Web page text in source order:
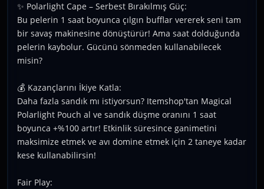
✨ Polarlight Cape – Serbest Bırakılmış Güç:
Bu pelerin 1 saat boyunca çılgın bufflar vererek seni tam
bir savaş makinesine dönüştürür! Ama saat dolduğunda
pelerin kaybolur. Gücünü sönmeden kullanabilecek
misin?
💰 Kazançlarını İkiye Katla:
Daha fazla sandık mı istiyorsun? Itemshop'tan Magical
Polarlight Pouch al ve sandık düşme oranını 1 saat
boyunca +%100 artır! Etkinlik süresince ganimetini
maksimize etmek ve avı domine etmek için 2 taneye kadar
kese kullanabilirsin!
Fair Play: